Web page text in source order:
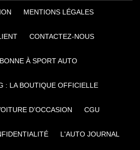
MENTIONS LÉGALES
CONTACTEZ-NOUS
À SPORT AUTO
: LA BOUTIQUE OFFICIELLE
D’OCCASION CGU
L'AUTO JOURNAL